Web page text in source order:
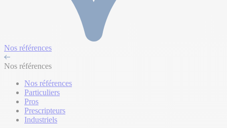
Nos références
Nos références
Nos références
Particuliers
Pros
Prescripteurs
Industriels